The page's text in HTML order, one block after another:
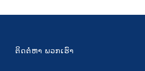
ຕິດຕໍ່ຫາ ພວກເຮົາ